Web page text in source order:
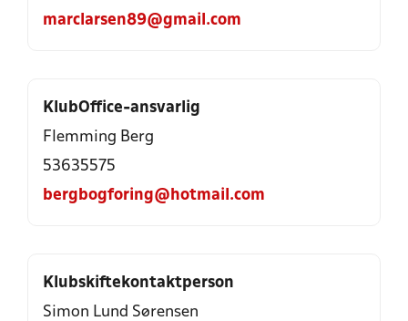
marclarsen89@gmail.com
KlubOffice-ansvarlig
Flemming Berg
53635575
bergbogforing@hotmail.com
Klubskiftekontaktperson
Simon Lund Sørensen